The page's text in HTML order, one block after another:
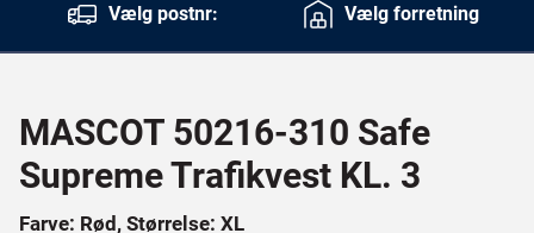
Vælg postnr:
Vælg forretning
MASCOT 50216-310 Safe
Supreme Trafikvest KL. 3
Farve: Rød, Størrelse: XL